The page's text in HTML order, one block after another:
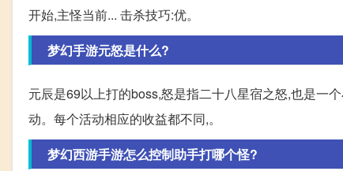
开始,主怪当前... 击杀技巧:优。
梦幻手游元怒是什么?
元辰是69以上打的boss,怒是指二十八星宿之怒,也是一
动。每个活动相应的收益都不同,。
梦幻西游手游怎么控制助手打哪个怪?